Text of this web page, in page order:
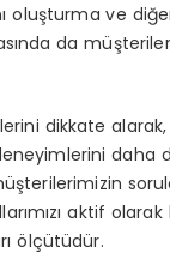
oluşturma ve
da
dikkate
daha
aktif
ölçütüdür.